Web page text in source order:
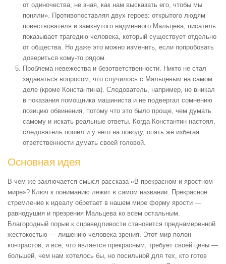
от одиночества, не зная, как нам высказать его, чтобы мы
поняли». Противопоставляя двух героев: открытого людям
повествователя и замкнутого надменного Мальцева, писатель
показывает трагедию человека, который существует отдельно
от общества. Но даже это можно изменить, если попробовать
довериться кому-то рядом.
Проблема невежества и безответственности. Никто не стал
задаваться вопросом, что случилось с Мальцевым на самом
деле (кроме Константина). Следователь, например, не вникал
в показания помощника машиниста и не подвергал сомнению
позицию обвинения, потому что это было проще, чем думать
самому и искать реальные ответы. Когда Константин настоял,
следователь пошел и у него на поводу, опять же избегая
ответственности думать своей головой.
Основная идея
В чем же заключается смысл рассказа «В прекрасном и яростном
мире»? Ключ к пониманию лежит в самом названии. Прекрасное
стремление к идеалу обретает в нашем мире форму ярости —
равнодушия и презрения Мальцева ко всем остальным.
Благородный порыв к справедливости становится преднамеренной
жестокостью — лишению человека зрения. Этот мир полон
контрастов, и все, что является прекрасным, требует своей цены —
большей, чем нам хотелось бы, но посильной для тех, кто готов